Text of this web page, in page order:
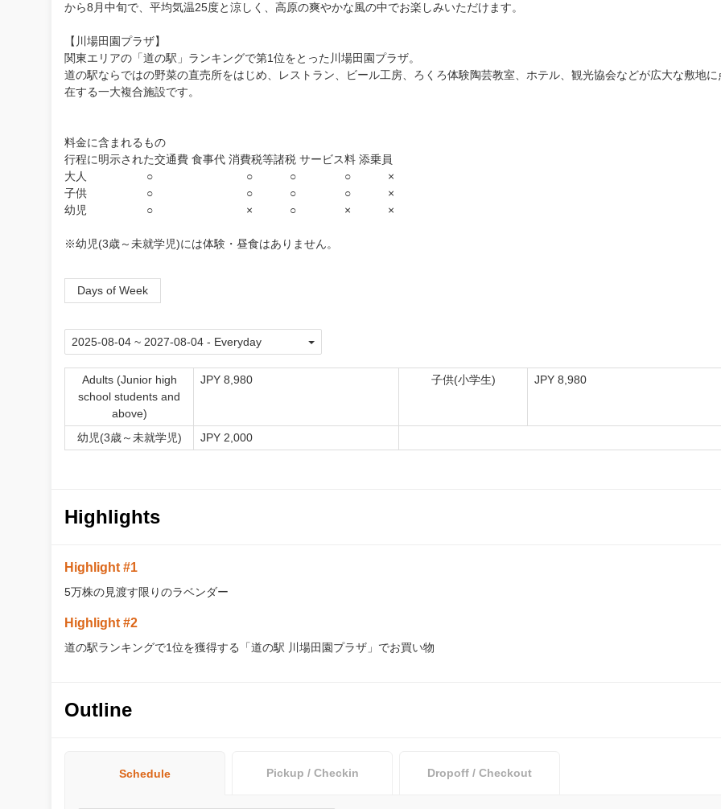
から8月中旬で、平均気温25度と涼しく、高原の爽やかな風の中でお楽しみいただけます。
【川場田園プラザ】
関東エリアの「道の駅」ランキングで第1位をとった川場田園プラザ。
道の駅ならではの野菜の直売所をはじめ、レストラン、ビール工房、ろくろ体験陶芸教室、ホテル、観光協会などが広大な敷地に
在する一大複合施設です。
料金に含まれるもの
行程に明示された交通費 食事代 消費税等諸税 サービス料 添乗員
大人 ○ ○ ○ ○ ×
子供 ○ ○ ○ ○ ×
幼児 ○ × ○ × ×
※幼児(3歳～未就学児)には体験・昼食はありません。
Days of Week
Adults (Junior high
school students and
above)
JPY 8,980 子供(小学生) JPY 8,980
幼児(3歳～未就学児) JPY 2,000
Highlights
Highlight #1
5万株の見渡す限りのラベンダー
Highlight #2
道の駅ランキングで1位を獲得する「道の駅 川場田園プラザ」でお買い物
Outline
Schedule Pickup / Checkin Dropoff / Checkout